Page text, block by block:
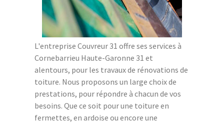
L'entreprise Couvreur 31 offre ses services à
Cornebarrieu Haute-Garonne 31 et
alentours, pour les travaux de rénovations de
toiture. Nous proposons un large choix de
prestations, pour répondre à chacun de vos
besoins. Que ce soit pour une toiture en
fermettes, en ardoise ou encore une